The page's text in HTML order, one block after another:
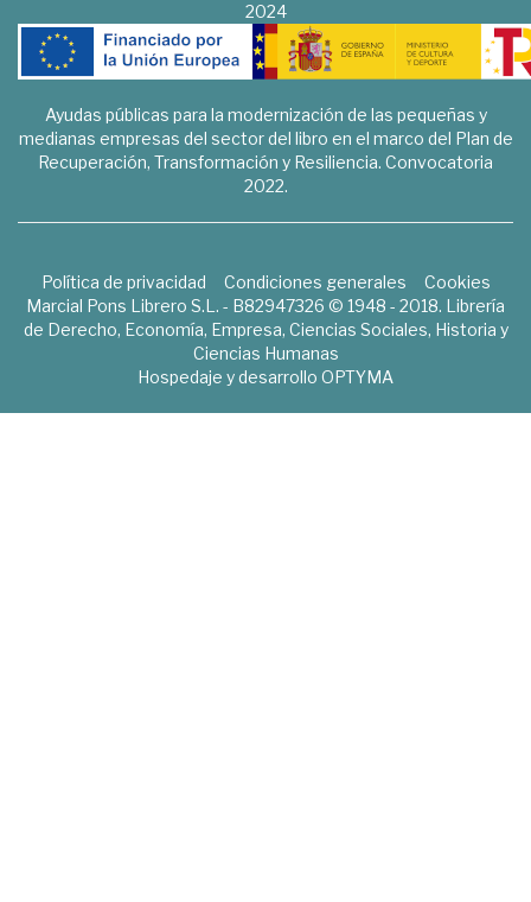
2024
Ayudas públicas para la modernización de las pequeñas y
medianas empresas del sector del libro en el marco del Plan de
Recuperación, Transformación y Resiliencia. Convocatoria
2022.
Política de privacidad Condiciones generales
Cookies
Marcial Pons Librero S.L. - B82947326 © 1948 - 2018. Librería
de Derecho, Economía, Empresa, Ciencias Sociales, Historia y
Ciencias Humanas
Hospedaje y desarrollo OPTYMA